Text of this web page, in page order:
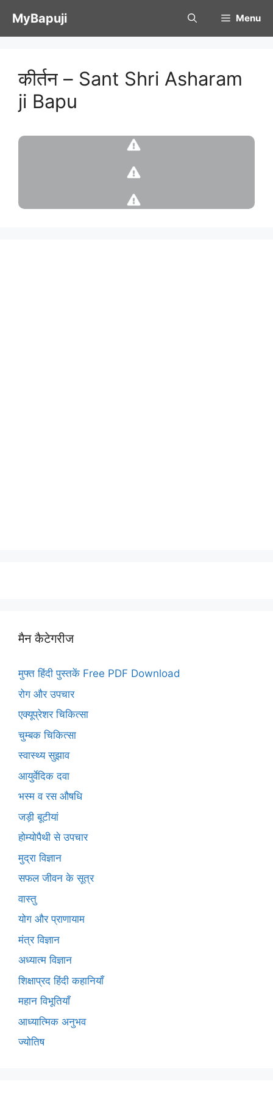
MyBapuji Menu
कीर्तन – Sant Shri Asharam
ji Bapu
मैन कैटेगरीज
मुफ्त हिंदी पुस्तकें Free PDF Download
रोग और उपचार
एक्यूप्रेशर चिकित्सा
चुम्बक चिकित्सा
स्वास्थ्य सुझाव
आयुर्वेदिक दवा
भस्म व रस औषधि
जड़ी बूटीयां
होम्योपैथी से उपचार
मुद्रा विज्ञान
सफल जीवन के सूत्र
वास्तु
योग और प्राणायाम
मंत्र विज्ञान
अध्यात्म विज्ञान
शिक्षाप्रद हिंदी कहानियाँ
महान विभूतियाँ
आध्यात्मिक अनुभव
ज्योतिष